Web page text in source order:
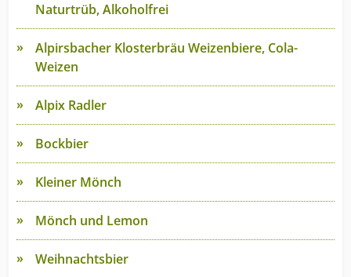
Naturtrüb, Alkoholfrei
Alpirsbacher Klosterbräu Weizenbiere, Cola-
Weizen
Alpix Radler
Bockbier
Kleiner Mönch
Mönch und Lemon
Weihnachtsbier